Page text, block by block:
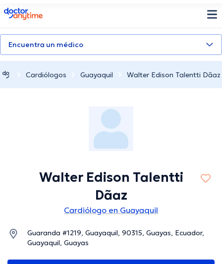
doctoranytime
Encuentra un médico
Cardiólogos Guayaquil Walter Edison Talentti Dã­az
Walter Edison Talentti
Dã­az
Cardiólogo en Guayaquil
Guaranda #1219, Guayaquil, 90315, Guayas, Ecuador,
Guayaquil, Guayas